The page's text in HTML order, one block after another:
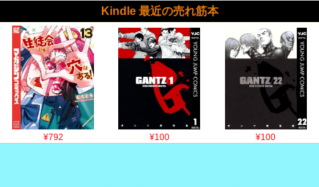
Kindle 最近の売れ筋本
¥792 ¥100 ¥100